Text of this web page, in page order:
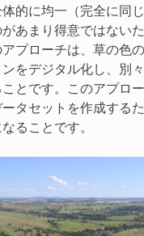
的に均一（完全に同
あまり得意ではない
プローチは、草の色
をデジタル化し、別
とです。このアプロ
タセットを作成する
ることです。